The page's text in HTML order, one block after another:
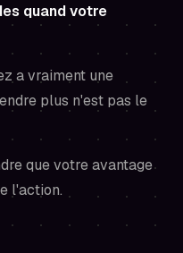
quand votre
a vraiment une
plus n'est pas le
que votre avantage
l'action.